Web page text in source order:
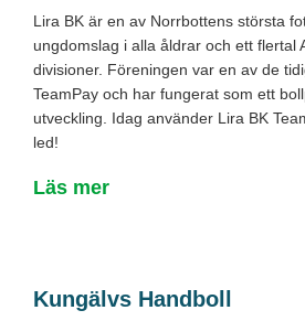
Lira BK är en av Norrbottens största
ungdomslag i alla åldrar och ett flertal
divisioner. Föreningen var en av de
TeamPay och har fungerat som ett
utveckling. Idag använder Lira BK
led!
Läs mer
Kungälvs Handboll